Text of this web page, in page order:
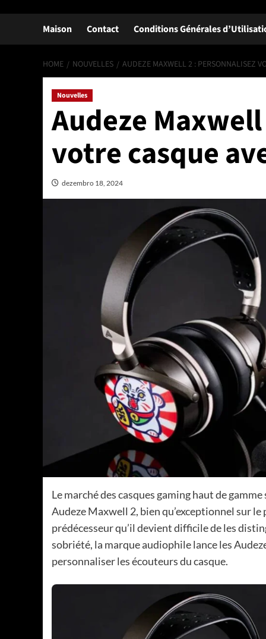
Maison Contact Conditions Générales
HOME NOUVELLES AUDEZE MAXWELL 2 : PERSONNALISEZ
Nouvelles
Audeze
votre casque
dezembro 18, 2024
Le marché des casques gaming haut de
Audeze Maxwell 2, bien qu’exceptionnel sur
prédécesseur qu’il devient difficile de les
sobriété, la marque audiophile lance les
personnaliser les écouteurs du casque.